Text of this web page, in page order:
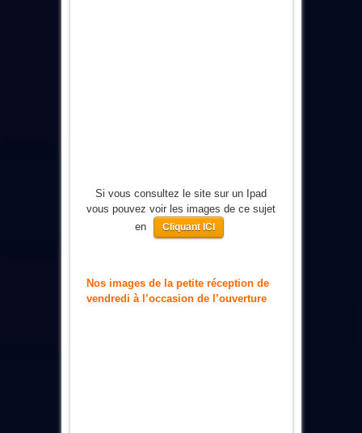
Si vous consultez le site sur un Ipad
vous pouvez voir les images de ce sujet
en
Cliquant ICI
Nos images de la petite réception de
vendredi à l’occasion de l’ouverture